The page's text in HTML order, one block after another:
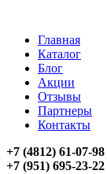
Главная
Каталог
Блог
Акции
Отзывы
Партнеры
Контакты
+7 (4812) 61-07-98
+7 (951) 695-23-22